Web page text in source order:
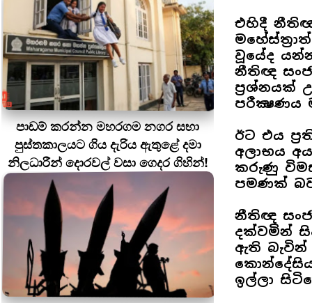
පාඩම් කරන්න මහරගම නගර සභා
පුස්තකාලයට ගිය දැරිය ඇතුළේ දමා
නිලධාරීන් දොරවල් වසා ගෙදර ගිහින්!
එහිදී
වූයේද
නීතිඥ
ප්‍රශ්නයක්
පරීක්‍ෂණය
ඊට එය
අලාභය
කරුණු
පමණක් බව
නීතිඥ
දක්වමින්
ඇති බැවින්
ඉල්ලා